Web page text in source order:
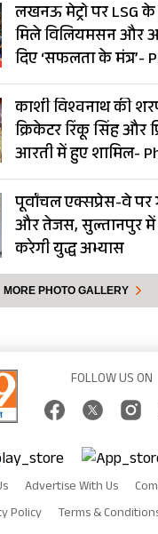
लखनऊ मेट्रो पर LSG
मिले विलियमसन और
दिए ‘सफलता के मंत्र’-
काशी विश्वनाथ की
क्रिकेटर रिंकू सिंह और
आरती में हुए शामिल-
पूर्वांचल एक्सप्रेस-वे
और तेजस, सुल्तानपुर में
करेगी युद्ध अभ्यास
MORE PHOTO GALLERY
FOLLOW US ON
Advertise With Us
Policy
Terms &